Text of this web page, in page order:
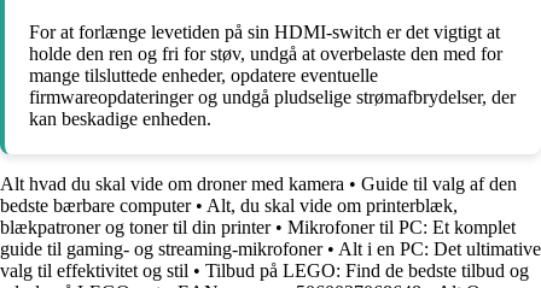
For at forlænge levetiden på sin HDMI-switch er det vigtigt at
holde den ren og fri for støv, undgå at overbelaste den med for
mange tilsluttede enheder, opdatere eventuelle
firmwareopdateringer og undgå pludselige strømafbrydelser, der
kan beskadige enheden.
Alt hvad du skal vide om droner med kamera • Guide til valg af den
bedste bærbare computer• Alt, du skal vide om printerblæk,
blækpatroner og toner til din printer• Mikrofoner til PC: Et komplet
guide til gaming- og streaming-mikrofoner• Alt i en PC: Det ultimative
valg til effektivitet og stil • Tilbud på LEGO: Find de bedste tilbud og